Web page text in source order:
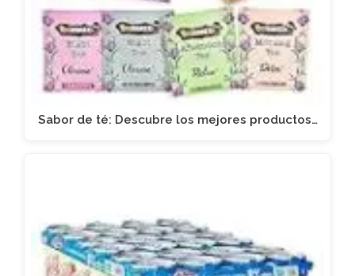
Sabor de té: Descubre los mejores productos…